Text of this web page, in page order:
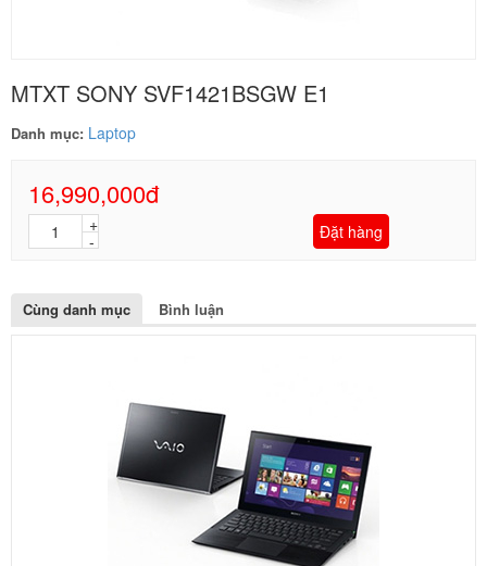
MTXT SONY SVF1421BSGW E1
Danh mục: Laptop
16,990,000đ
Đặt hàng
Cùng danh mục Bình luận